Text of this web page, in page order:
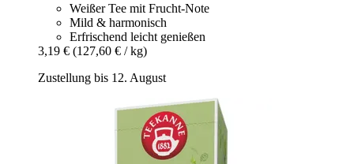
Weißer Tee mit Frucht-Note
Mild & harmonisch
Erfrischend leicht genießen
3,19 € (127,60 € / kg)
Zustellung bis 12. August